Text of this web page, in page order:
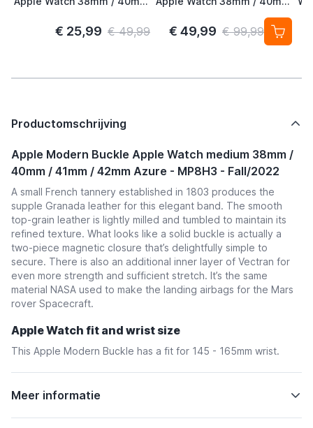
€ 25,99 € 49,99
/ 41mm / 42mm Gold (2nd
Gen)€ 49,99 € 99,99
Productomschrijving
Apple Modern Buckle Apple Watch medium 38mm /
40mm / 41mm / 42mm Azure - MP8H3 - Fall/2022
A small French tannery established in 1803 produces the
supple Granada leather for this elegant band. The smooth
top-grain leather is lightly milled and tumbled to maintain its
refined texture. What looks like a solid buckle is actually a
two-piece magnetic closure that’s delightfully simple to
secure. There is also an additional inner layer of Vectran for
even more strength and sufficient stretch. It’s the same
material NASA used to make the landing airbags for the Mars
rover Spacecraft.
Apple Watch fit and wrist size
This Apple Modern Buckle has a fit for 145 - 165mm wrist.
Meer informatie